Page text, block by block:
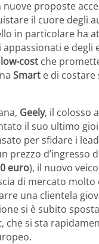
proposte
il cuore degli
in particolare ha
appassionati e
cost che
Smart e di
Geely, il colosso
il suo ultimo
per sfidare i
prezzo d’ingresso
euro), il nuovo
di mercato
una clientela
si è subito
che si sta